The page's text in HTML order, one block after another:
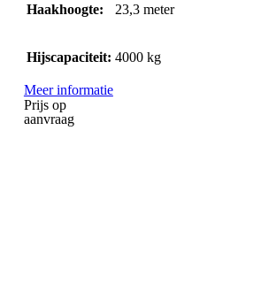
Haakhoogte: 23,3meter
Hijscapaciteit: 4000kg
Meer informatie
Prijs op
aanvraag